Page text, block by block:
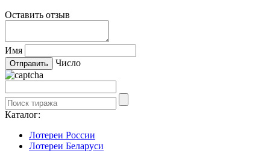
Оставить отзыв
Имя
Число
Каталог:
Лотереи России
Лотереи Беларуси